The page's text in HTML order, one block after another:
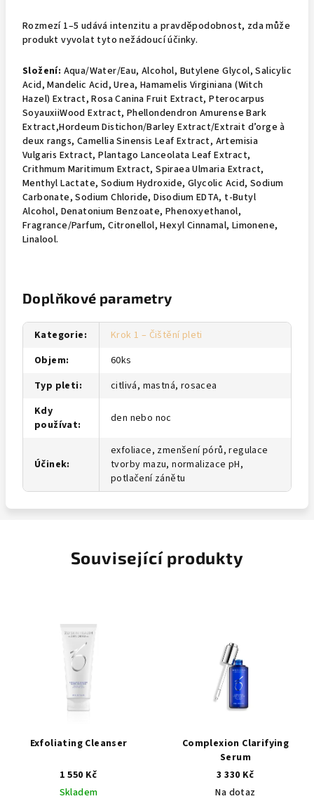
Rozmezí 1–5 udává intenzitu a pravděpodobnost, zda může
produkt vyvolat tyto nežádoucí účinky.
Složení: Aqua/Water/Eau, Alcohol, Butylene Glycol, Salicylic
Acid, Mandelic Acid, Urea, Hamamelis Virginiana (Witch
Hazel) Extract, Rosa Canina Fruit Extract, Pterocarpus
SoyauxiiWood Extract, Phellondendron Amurense Bark
Extract,Hordeum Distichon/Barley Extract/Extrait d’orge à
deux rangs, Camellia Sinensis Leaf Extract, Artemisia
Vulgaris Extract, Plantago Lanceolata Leaf Extract,
Crithmum Maritimum Extract, Spiraea Ulmaria Extract,
Menthyl Lactate, Sodium Hydroxide, Glycolic Acid, Sodium
Carbonate, Sodium Chloride, Disodium EDTA, t-Butyl
Alcohol, Denatonium Benzoate, Phenoxyethanol,
Fragrance/Parfum, Citronellol, Hexyl Cinnamal, Limonene,
Linalool.
Doplňkové parametry
Kategorie:
Krok 1 – Čištění pleti
Objem:
60ks
Typ pleti:
citlivá, mastná, rosacea
Kdy
používat: den nebo noc
Účinek:
exfoliace, zmenšení pórů, regulace
tvorby mazu, normalizace pH,
potlačení zánětu
Související produkty
Exfoliating Cleanser
1 550 Kč
Skladem
Complexion Clarifying
Serum
3 330 Kč
Na dotaz